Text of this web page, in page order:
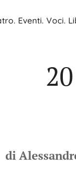
Eventi. Voci.
di